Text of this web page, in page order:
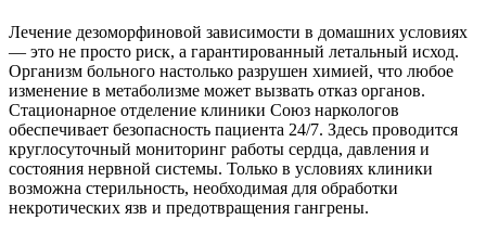
Лечение дезоморфиновой зависимости в домашних условиях
— это не просто риск, а гарантированный летальный исход.
Организм больного настолько разрушен химией, что любое
изменение в метаболизме может вызвать отказ органов.
Стационарное отделение клиники Союз наркологов
обеспечивает безопасность пациента 24/7. Здесь проводится
круглосуточный мониторинг работы сердца, давления и
состояния нервной системы. Только в условиях клиники
возможна стерильность, необходимая для обработки
некротических язв и предотвращения гангрены.